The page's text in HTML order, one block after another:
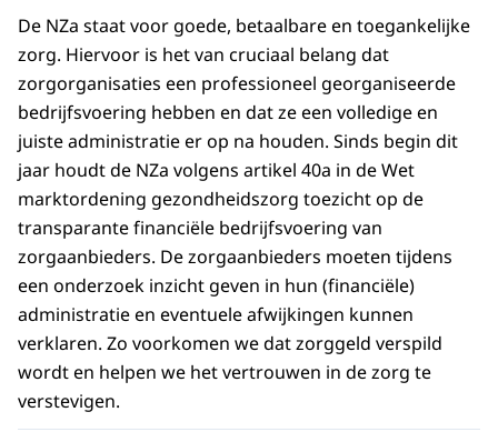
De NZa staat voor goede, betaalbare en toegankelijke
zorg. Hiervoor is het van cruciaal belang dat
zorgorganisaties een professioneel georganiseerde
bedrijfsvoering hebben en dat ze een volledige en
juiste administratie er op na houden. Sinds begin dit
jaar houdt de NZa volgens artikel 40a in de Wet
marktordening gezondheidszorg toezicht op de
transparante financiële bedrijfsvoering van
zorgaanbieders. De zorgaanbieders moeten tijdens
een onderzoek inzicht geven in hun (financiële)
administratie en eventuele afwijkingen kunnen
verklaren. Zo voorkomen we dat zorggeld verspild
wordt en helpen we het vertrouwen in de zorg te
verstevigen.